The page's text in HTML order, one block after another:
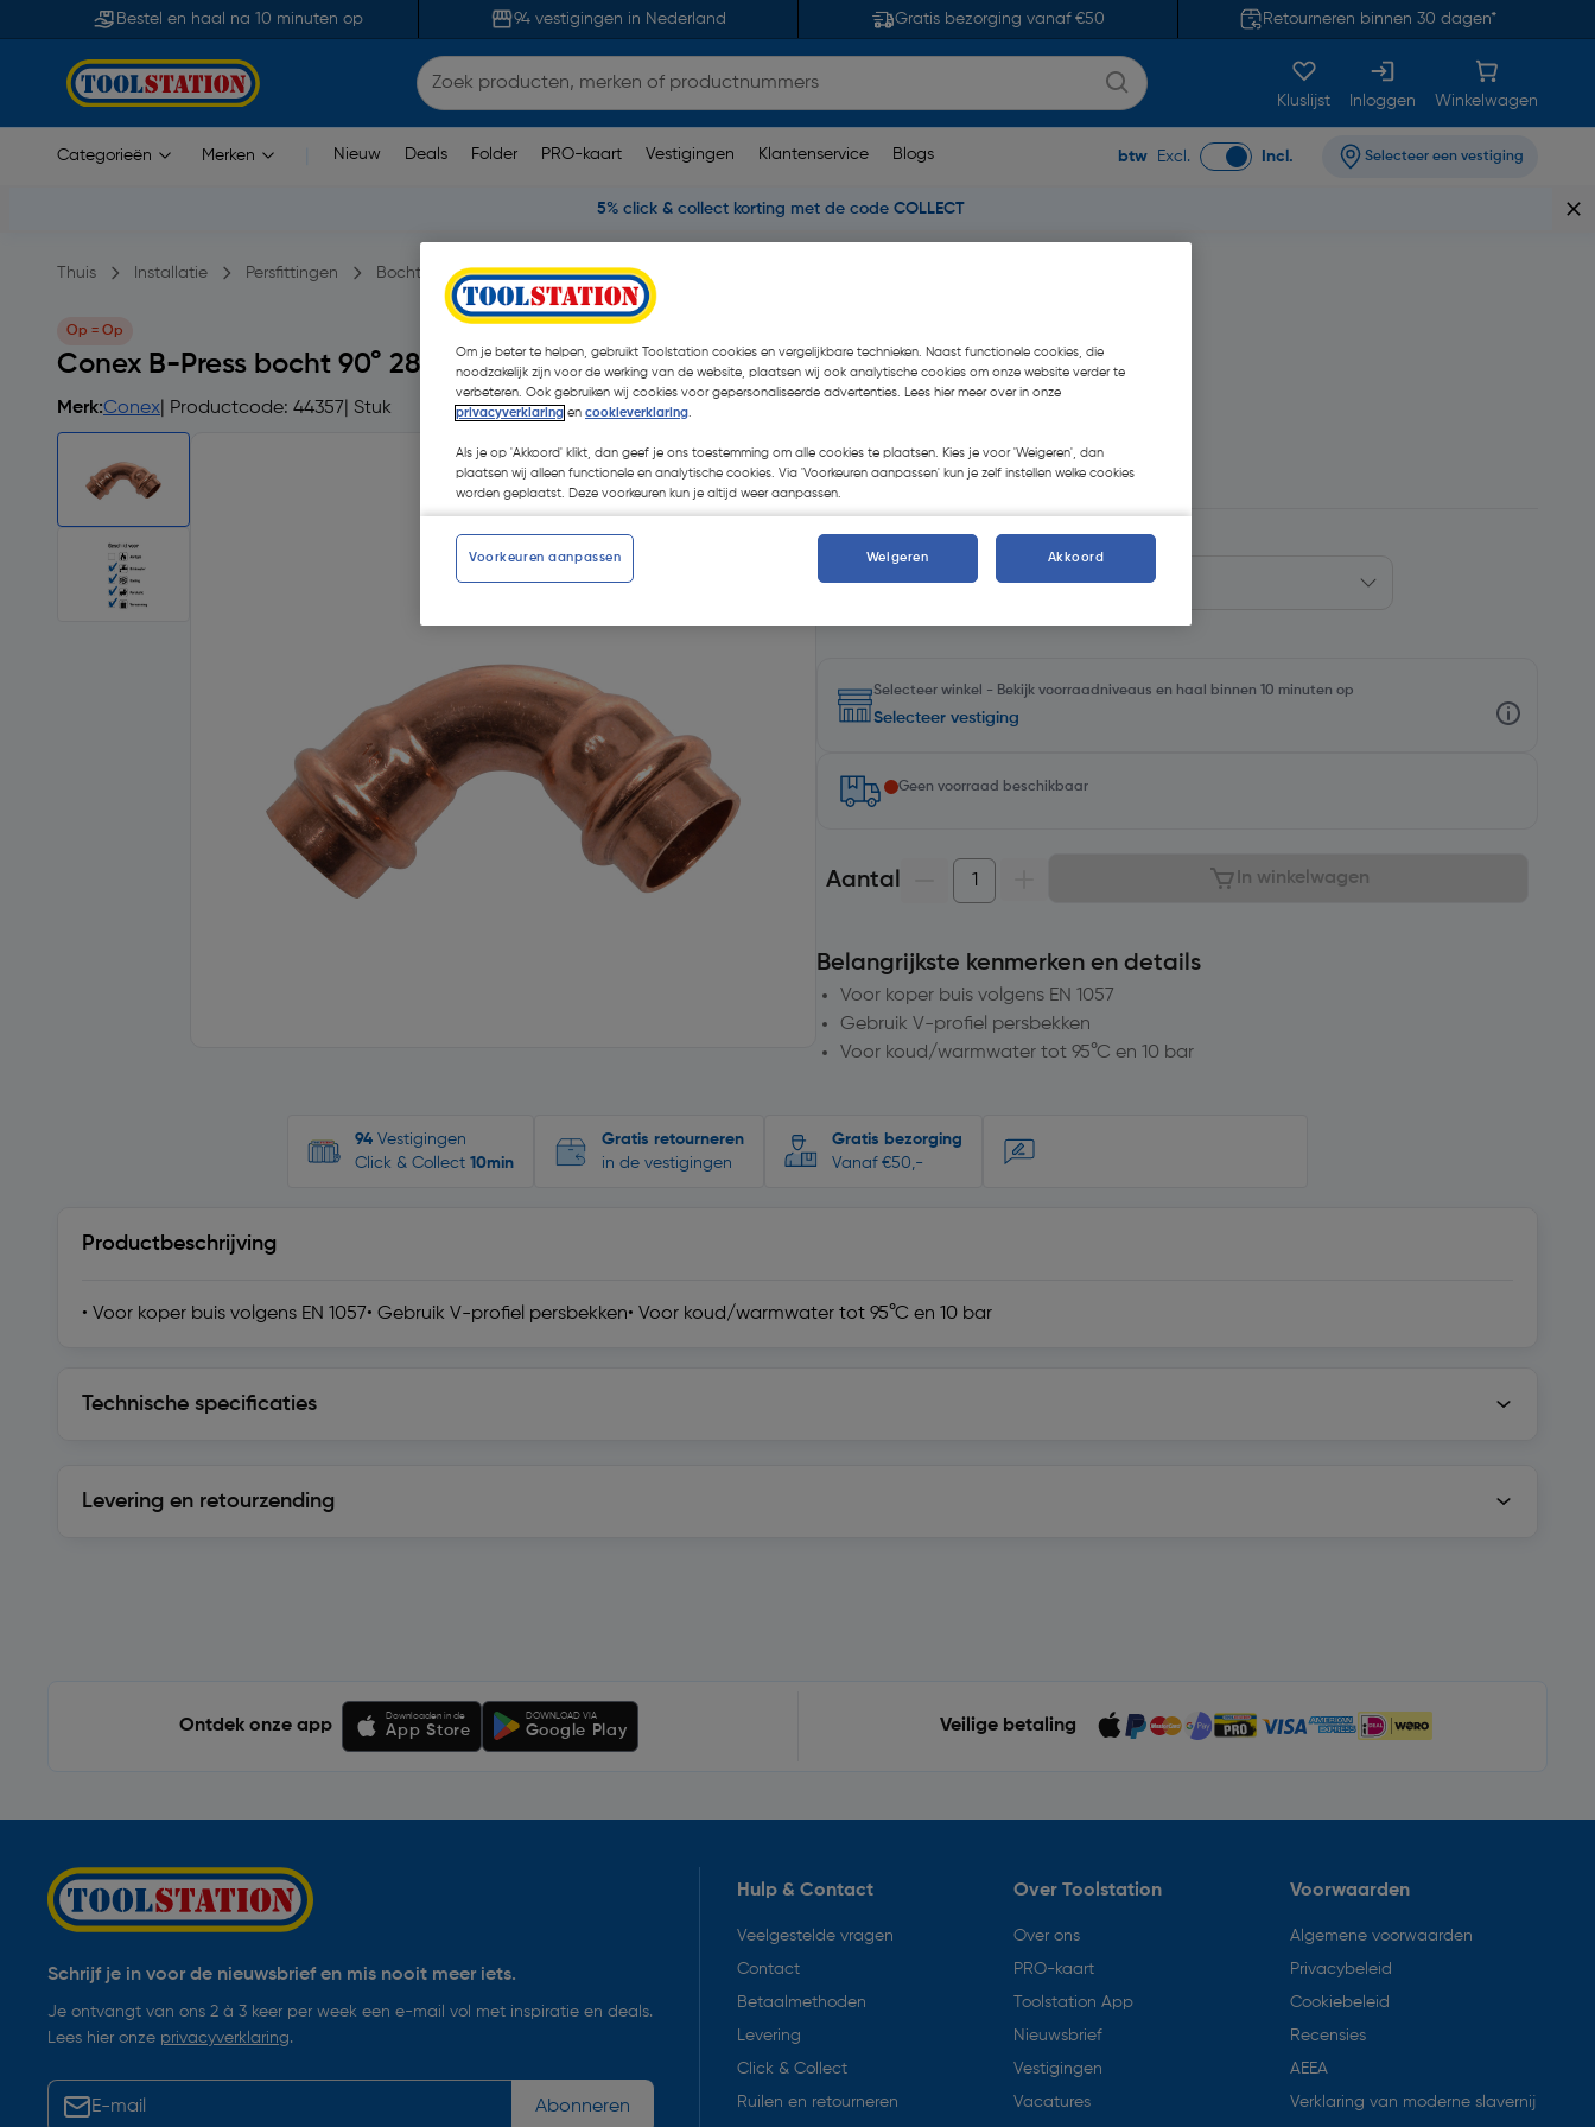
Bestel en haal na 10 minuten op 94 vestigingen in Nederland Gratis bezorging vanaf €50 Retourneren binnen 30 dagen*
Kluslijst Inloggen Winkelwagen
Categorieën Merken Nieuw Deals Folder PRO-kaart Vestigingen Klantenservice Blogs btw Excl. Incl. Selecteer een vestiging
5% click & collect korting met de code COLLECT
Thuis Installatie Persfittingen Bocht persfittingen Conex B-Press bocht 90°
Op = Op
Conex B-Press bocht 90° 28mm
Merk:Conex | Productcode: 44357 | Stuk
€ 0,32| Excl. btw € 0,26
Kies productvariant (4)
Selecteer winkel - Bekijk voorraadniveaus en haal binnen 10 minuten op
Selecteer vestiging
Geen voorraad beschikbaar
Aantal In winkelwagen
Belangrijkste kenmerken en details
Voor koper buis volgens EN 1057
Gebruik V-profiel persbekken
Voor koud/warmwater tot 95°C en 10 bar
94 Vestigingen
Click & Collect 10min
Gratis retourneren
in de vestigingen
Gratis bezorging
Vanaf €50,-
Productbeschrijving
• Voor koper buis volgens EN 1057• Gebruik V-profiel persbekken• Voor koud/warmwater tot 95°C en 10 bar
Technische specificaties
Levering en retourzending
Ontdek onze app
Downloaden in de
App Store
DOWNLOAD VIA
Google Play Veilige betaling
Schrijf je in voor de nieuwsbrief en mis nooit meer iets.
Je ontvangt van ons 2 à 3 keer per week een e-mail vol met inspiratie en deals.
Lees hier onze privacyverklaring.
Abonneren
Hulp & Contact
Veelgestelde vragen
Contact
Betaalmethoden
Levering
Click & Collect
Ruilen en retourneren
Over Toolstation
Over ons
PRO-kaart
Toolstation App
Nieuwsbrief
Vestigingen
Vacatures
Voorwaarden
Algemene voorwaarden
Privacybeleid
Cookiebeleid
Recensies
AEEA
Verklaring van moderne slavernij
Om je beter te helpen, gebruikt Toolstation cookies en vergelijkbare technieken. Naast functionele cookies, die
noodzakelijk zijn voor de werking van de website, plaatsen wij ook analytische cookies om onze website verder te
verbeteren. Ook gebruiken wij cookies voor gepersonaliseerde advertenties. Lees hier meer over in onze
privacyverklaring en cookieverklaring.
Als je op 'Akkoord' klikt, dan geef je ons toestemming om alle cookies te plaatsen. Kies je voor 'Weigeren', dan
plaatsen wij alleen functionele en analytische cookies. Via 'Voorkeuren aanpassen' kun je zelf instellen welke cookies
worden geplaatst. Deze voorkeuren kun je altijd weer aanpassen.
Voorkeuren aanpassen Weigeren Akkoord